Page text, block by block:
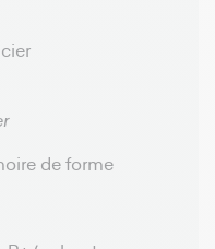
de forme